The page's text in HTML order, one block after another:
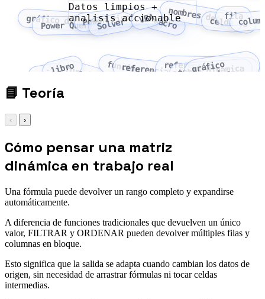
gráfico dinámico
Power QueryPower Pivot
Solver VBAmacronombres definidos
celda
fila
hojalibrofórmula función
referencia absoluta
referencia
relativa
tabla dinámica
gráfico
dinámico
Datos limpios +
analisis accionable
📘 Teoría
‹ ›
Cómo pensar una matriz
dinámica en trabajo real
Una fórmula puede devolver un rango completo y expandirse
automáticamente.
A diferencia de funciones tradicionales que devuelven un único
valor, FILTRAR y ORDENAR pueden devolver múltiples filas y
columnas en bloque.
Esto significa que la salida se adapta cuando cambian los datos de
origen, sin necesidad de arrastrar fórmulas ni tocar celdas
intermedias.